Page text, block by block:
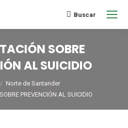
Buscar
SOBRE
AL SUICIDIO
Norte de Santander
PREVENCIÓN AL SUICIDIO